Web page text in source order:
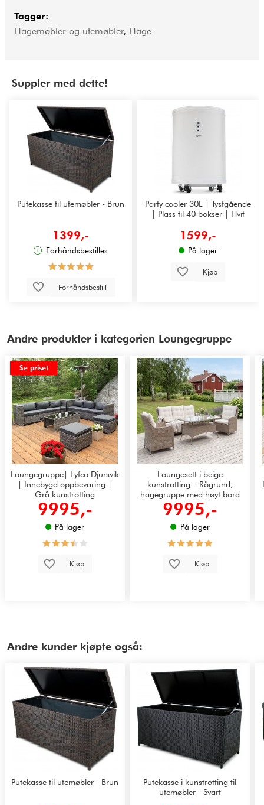
Tagger:
Hagemøbler og utemøbler, Hage
Suppler med dette!
Putekasse til utemøbler - Brun
1399,-
Forhåndsbestilles
Forhåndsbestill
Party cooler 30L | Tystgående
| Plass til 40 bokser | Hvit
1599,-
På lager
Kjøp
Andre produkter i kategorien Loungegruppe
Se priset
Loungegruppe| Lyfco Djursvik
| Innebygd oppbevaring |
Grå kunstrotting
9995,-
På lager
Kjøp
Loungesett i beige
kunstrotting – Rögrund,
hagegruppe med høyt bord
og hvite puter
9995,-
På lager
Kjøp
Andre kunder kjøpte også:
Putekasse til utemøbler - Brun
Putekasse i kunstrotting til
utemøbler - Svart